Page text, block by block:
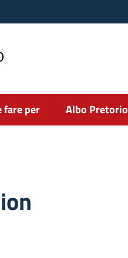
fare per Albo Pretorio